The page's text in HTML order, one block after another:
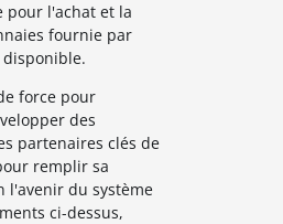
pour l'achat et la
fournie par
disponible.
force pour
des
partenaires clés de
remplir sa
l'avenir du système
ci-dessus,